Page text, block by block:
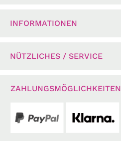
INFORMATIONEN
NÜTZLICHES / SERVICE
ZAHLUNGSMÖGLICHKEITEN